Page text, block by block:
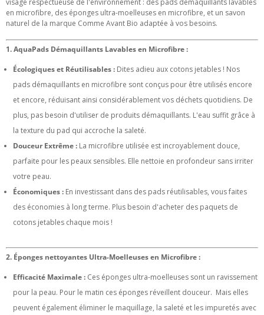
en microfibre, des éponges ultra-moelleuses en microfibre, et un savon
naturel de la marque Comme Avant Bio adaptée à vos besoins.
1. AquaPads Démaquillants Lavables en Microfibre :
Écologiques et Réutilisables : Dites adieu aux cotons jetables ! Nos
pads démaquillants en microfibre sont conçus pour être utilisés encore
et encore, réduisant ainsi considérablement vos déchets quotidiens. De
plus, pas besoin d'utiliser de produits démaquillants. L'eau suffit grâce à
la texture du pad qui accroche la saleté.
Douceur Extrême : La microfibre utilisée est incroyablement douce,
parfaite pour les peaux sensibles. Elle nettoie en profondeur sans irriter
votre peau.
Économiques : En investissant dans des pads réutilisables, vous faites
des économies à long terme. Plus besoin d'acheter des paquets de
cotons jetables chaque mois !
2. Éponges nettoyantes Ultra-Moelleuses en Microfibre :
Efficacité Maximale : Ces éponges ultra-moelleuses sont un ravissement
pour la peau. Pour le matin ces éponges réveillent douceur. Mais elles
peuvent également éliminer le maquillage, la saleté et les impuretés avec